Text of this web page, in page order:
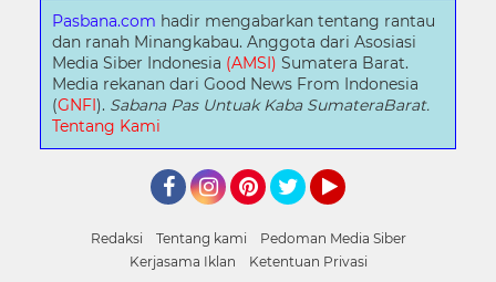
Pasbana.com hadir mengabarkan tentang rantau
dan ranah Minangkabau. Anggota dari Asosiasi
Media Siber Indonesia (AMSI) Sumatera Barat.
Media rekanan dari Good News From Indonesia
(GNFI). Sabana Pas Untuak Kaba SumateraBarat.
Tentang Kami
Redaksi Tentang kami
Pedoman Media Siber
Kerjasama Iklan
Ketentuan Privasi